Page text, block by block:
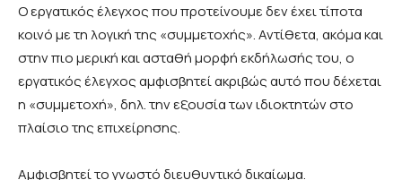
Ο εργατικός έλεγχος που προτείνουμε δεν έχει τίποτα
κοινό με τη λογική της «συμμετοχής». Αντίθετα, ακόμα και
στην πιο μερική και ασταθή μορφή εκδήλωσής του, ο
εργατικός έλεγχος αμφισβητεί ακριβώς αυτό που δέχεται
η «συμμετοχή», δηλ. την εξουσία των ιδιοκτητών στο
πλαίσιο της επιχείρησης.
Αμφισβητεί το γνωστό διευθυντικό δικαίωμα.